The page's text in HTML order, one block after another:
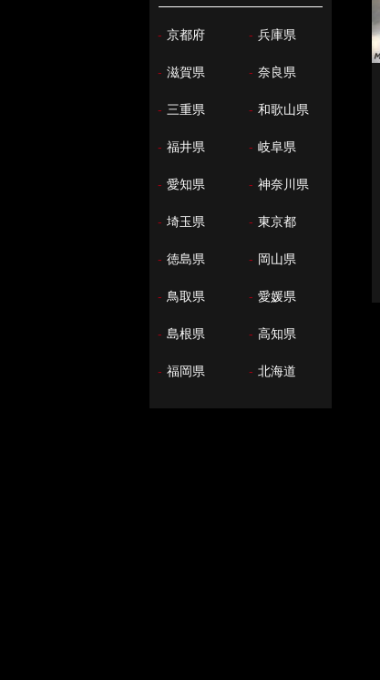
- 京都府 - 兵庫県
- 滋賀県 - 奈良県
- 三重県 - 和歌山県
- 福井県 - 岐阜県
- 愛知県 - 神奈川県
- 埼玉県 - 東京都
- 徳島県 - 岡山県
- 鳥取県 - 愛媛県
- 島根県 - 高知県
- 福岡県 - 北海道